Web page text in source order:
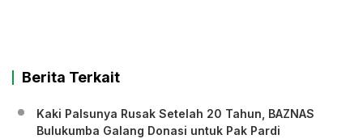
Berita Terkait
Kaki Palsunya Rusak Setelah 20 Tahun, BAZNAS
Bulukumba Galang Donasi untuk Pak Pardi